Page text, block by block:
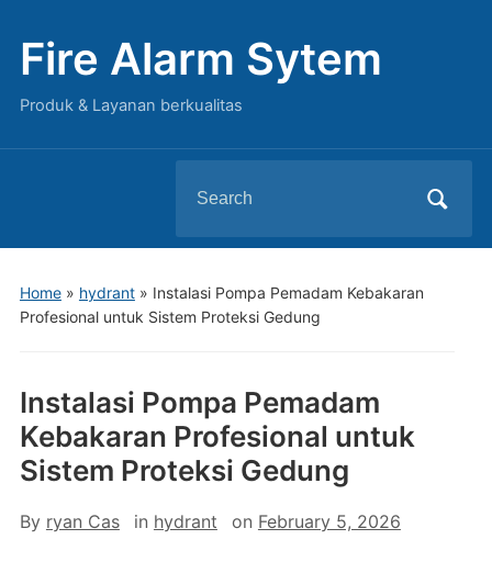
Fire Alarm Sytem
Produk & Layanan berkualitas
for:
Home» hydrant» Instalasi Pompa Pemadam Kebakaran
Profesional untuk Sistem Proteksi Gedung
Instalasi Pompa Pemadam
Kebakaran Profesional untuk
Sistem Proteksi Gedung
By ryan Cas in hydrant on February 5, 2026